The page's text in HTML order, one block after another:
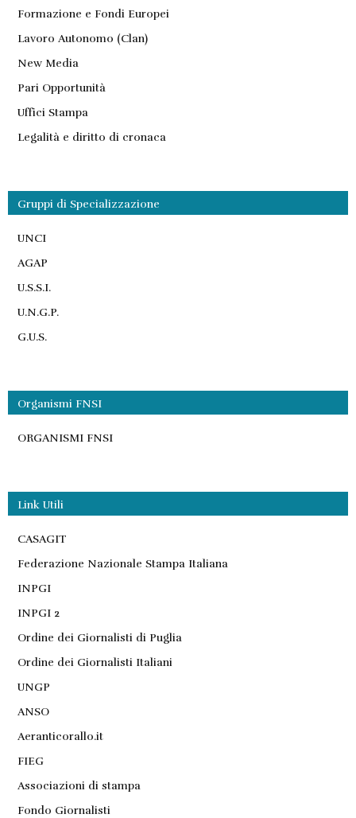
Formazione e Fondi Europei
Lavoro Autonomo (Clan)
New Media
Pari Opportunità
Uffici Stampa
Legalità e diritto di cronaca
Gruppi di Specializzazione
UNCI
AGAP
U.S.S.I.
U.N.G.P.
G.U.S.
Organismi FNSI
ORGANISMI FNSI
Link Utili
CASAGIT
Federazione Nazionale Stampa Italiana
INPGI
INPGI 2
Ordine dei Giornalisti di Puglia
Ordine dei Giornalisti Italiani
UNGP
ANSO
Aeranticorallo.it
FIEG
Associazioni di stampa
Fondo Giornalisti